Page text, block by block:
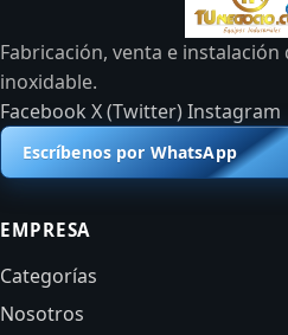
Fabricación, venta e
inoxidable.
FacebookX (Twitter)Instagram
Escríbenos por WhatsApp
EMPRESA
Categorías
Nosotros